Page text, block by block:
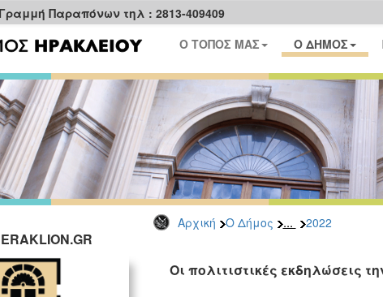
Γραμμή Παραπόνων τηλ : 2813-409409
Ο ΤΟΠΟΣ ΜΑΣ Ο ΔΗΜΟΣ
Αρχική Ο Δήμος ... 2022
Οι πολιτιστικές εκδηλώσεις